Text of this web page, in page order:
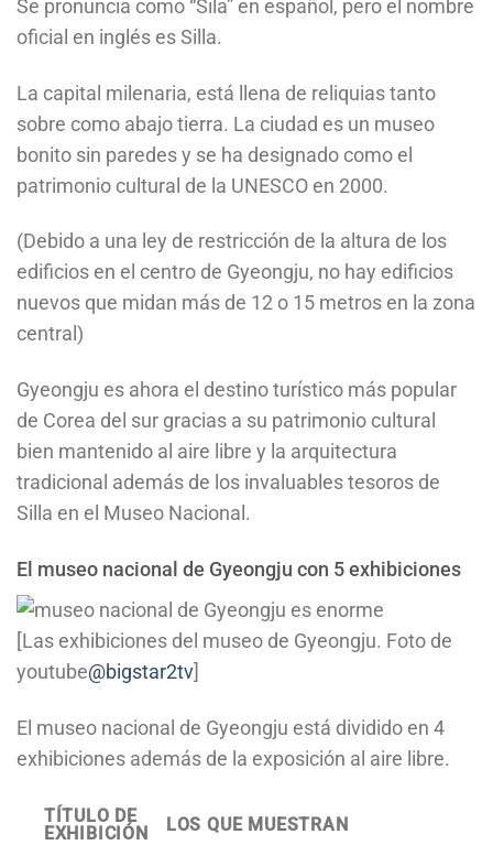
Se pronuncia como “Sila” en español, pero el nombre
oficial en inglés es Silla.
La capital milenaria, está llena de reliquias tanto
sobre como abajo tierra. La ciudad es un museo
bonito sin paredes y se ha designado como el
patrimonio cultural de la UNESCO en 2000.
(Debido a una ley de restricción de la altura de los
edificios en el centro de Gyeongju, no hay edificios
nuevos que midan más de 12 o 15 metros en la zona
central)
Gyeongju es ahora el destino turístico más popular
de Corea del sur gracias a su patrimonio cultural
bien mantenido al aire libre y la arquitectura
tradicional además de los invaluables tesoros de
Silla en el Museo Nacional.
El museo nacional de Gyeongju con 5 exhibiciones
[Las exhibiciones del museo de Gyeongju. Foto de
youtube@bigstar2tv
El museo nacional de Gyeongju está dividido en 4
exhibiciones además de la exposición al aire libre.
TÍTULO DE
EXHIBICIÓN
LOS QUE MUESTRAN